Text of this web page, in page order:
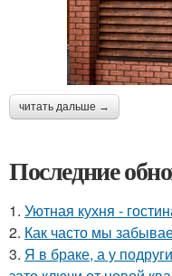
читать дальше →
Последние
1. Уютная кухня -
2. Как часто мы
3. Я в браке, а у